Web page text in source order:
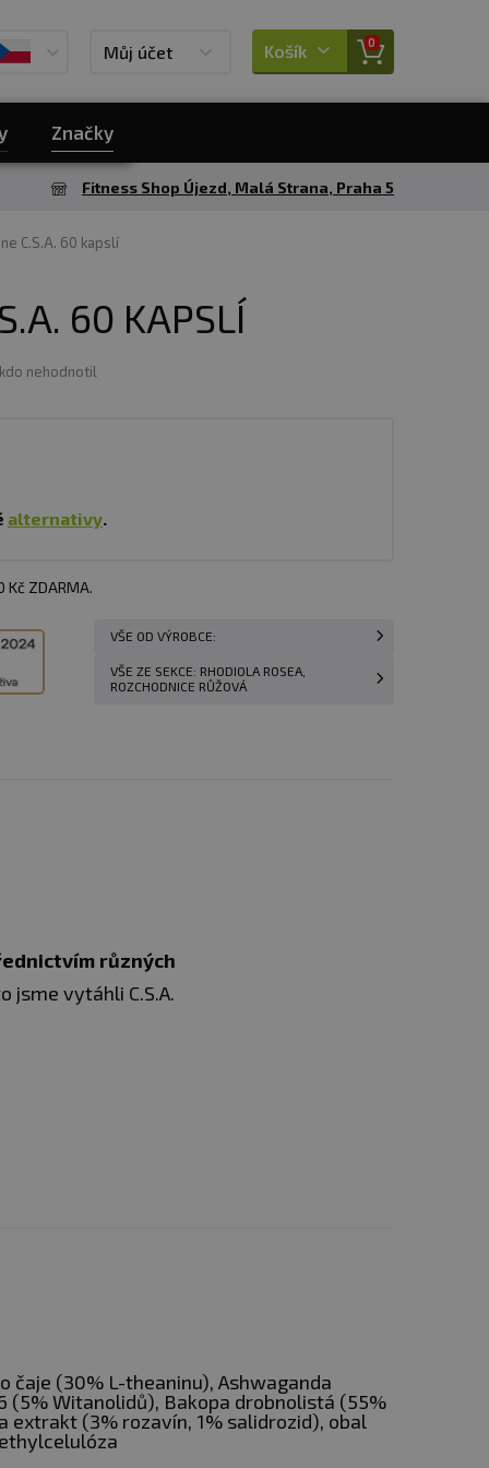
Můj účet Košík 0
Značky
Fitness Shop Újezd, Malá Strana, Praha 5
C.S.A. 60 kapslí
60 KAPSLÍ
nehodnotil
alternativy.
Kč ZDARMA.
VŠE OD VÝROBCE:
VŠE ZE SEKCE: RHODIOLA ROSEA,
ROZCHODNICE RŮŽOVÁ
různých
jsme vytáhli C.S.A.
čaje (30% L-theaninu), Ashwaganda
(5% Witanolidů), Bakopa drobnolistá (55%
extrakt (3% rozavín, 1% salidrozid), obal